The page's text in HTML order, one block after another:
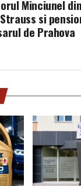
Minciunel
si
de Prahova